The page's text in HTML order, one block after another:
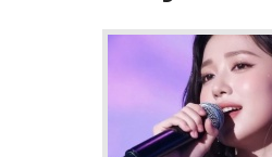
КОНТАКТЫ